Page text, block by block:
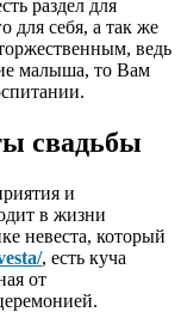
раздел для
для себя, а так же
ведь
малыша, то Вам
свадьбы
и
в жизни
невеста, который
, есть куча
от